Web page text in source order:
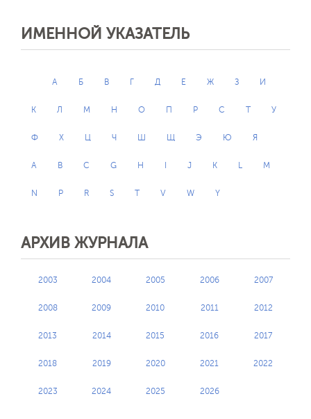
ИМЕННОЙ УКАЗАТЕЛЬ
А Б В Г Д Е Ж З И
К Л М Н О П Р С Т У
Ф Х Ц Ч Ш Щ Э Ю Я
A B C G H J K L M
N P R S T V W Y
АРХИВ ЖУРНАЛА
2003 2004 2005 2006 2007
2008 2009 2010 2011 2012
2013 2014 2015 2016 2017
2018 2019 2020 2021 2022
2023 2024 2025 2026